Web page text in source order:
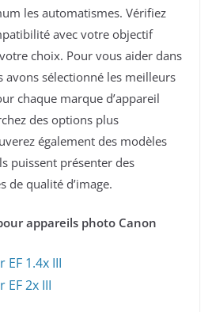
les automatismes. Vérifiez
avec votre objectif
choix. Pour vous aider dans
avons sélectionné les meilleurs
chaque marque d’appareil
des options plus
également des modèles
puissent présenter des
de qualité d’image.
appareils photo Canon
EF 1.4x III
EF 2x III